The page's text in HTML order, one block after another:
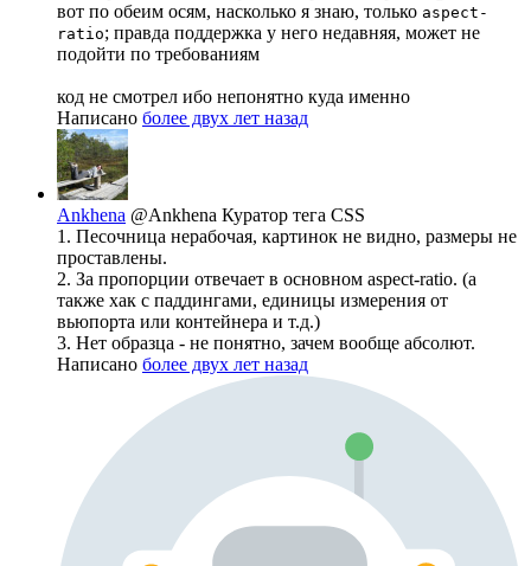
вот по обеим осям, насколько я знаю, только aspect-
ratio; правда поддержка у него недавняя, может не
подойти по требованиям
код не смотрел ибо непонятно куда именно
Написано более двух лет назад
Ankhena @Ankhena Куратор тега CSS
1. Песочница нерабочая, картинок не видно, размеры не
проставлены.
2. За пропорции отвечает в основном aspect-ratio. (а
также хак с паддингами, единицы измерения от
вьюпорта или контейнера и т.д.)
3. Нет образца - не понятно, зачем вообще абсолют.
Написано более двух лет назад